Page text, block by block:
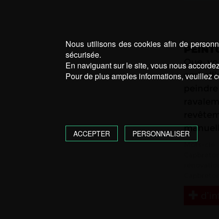
Que
Nous utilisons des cookies afin de
sécurisée.
En naviguant sur le site, vous nous
Pour de plus amples informations, veuillez
ACCEPTER PERSONNALISER